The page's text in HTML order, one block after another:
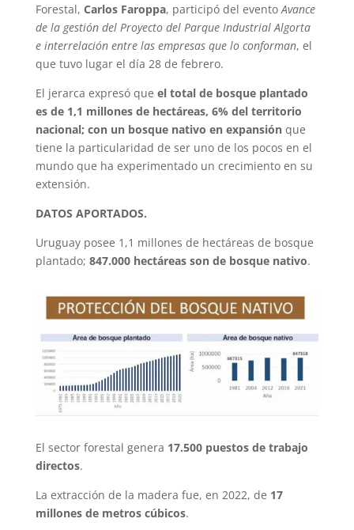
Forestal, Carlos Faroppa, participó del eventoAvance
de la gestión del Proyecto del Parque Industrial Algorta
e interrelación entre las empresas que lo conforman, el
que tuvo lugar el día 28 de febrero.
El jerarca expresó que el total de bosque plantado
es de 1,1 millones de hectáreas, 6% del territorio
nacional; con un bosque nativo en expansiónque
tiene la particularidad de ser uno de los pocos en el
mundo que ha experimentado un crecimiento en su
extensión.
DATOS APORTADOS.
Uruguay posee 1,1 millones de hectáreas de bosque
plantado; 847.000 hectáreas son de bosque nativo.
El sector forestal genera 17.500 puestos de trabajo
directos.
La extracción de la madera fue, en 2022, de 17
millones de metros cúbicos.